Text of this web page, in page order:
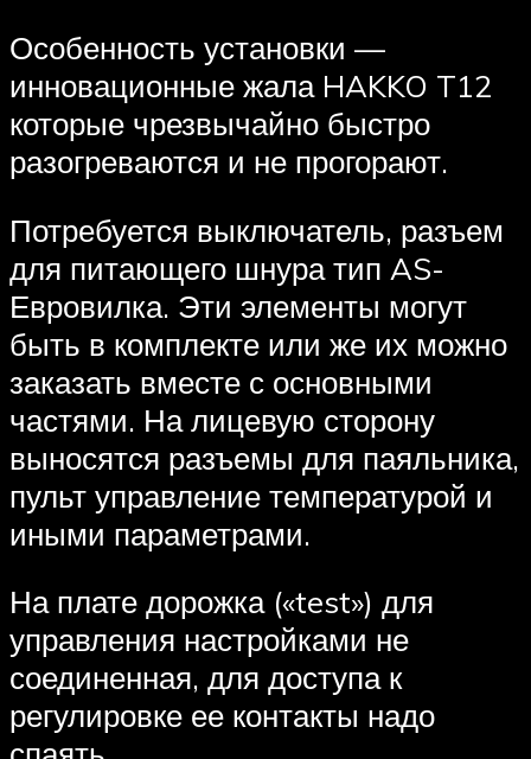
Особенность установки —
инновационные жала HAKKO T12
которые чрезвычайно быстро
разогреваются и не прогорают.
Потребуется выключатель, разъем
для питающего шнура тип AS-
Евровилка. Эти элементы могут
быть в комплекте или же их можно
заказать вместе с основными
частями. На лицевую сторону
выносятся разъемы для паяльника,
пульт управление температурой и
иными параметрами.
На плате дорожка («test») для
управления настройками не
соединенная, для доступа к
регулировке ее контакты надо